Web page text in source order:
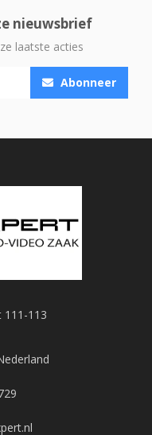
nieuwsbrief
laatste acties
Abonneer
111-113